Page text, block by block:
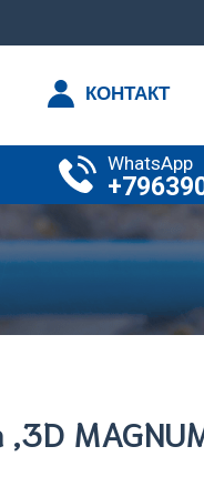
КОНТАКТ
WhatsApp